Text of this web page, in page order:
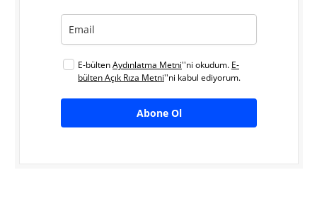
E-bültenAydınlatma Metni''ni okudum. E-
bülten Açık Rıza Metni''ni kabul ediyorum.
Abone Ol